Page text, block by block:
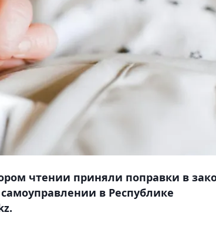
чтении приняли поправки в
в Республике